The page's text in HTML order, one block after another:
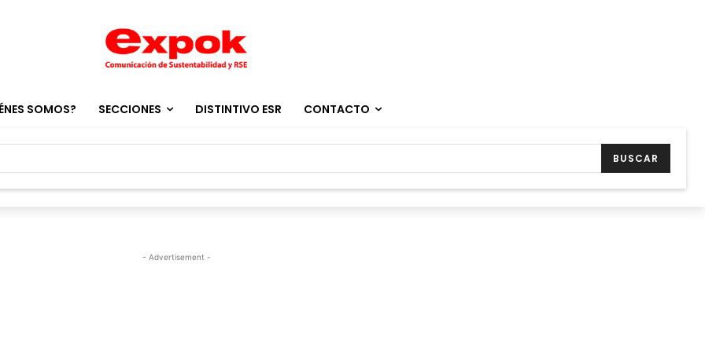
SOMOS? SECCIONES DISTINTIVO ESR CONTACTO
BUSCAR
- Advertisement -